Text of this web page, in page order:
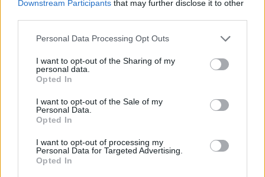
Downstream Participants that may further disclose it to other
Personal Data Processing Opt Outs
I want to opt-out of the Sharing of my
personal data.
Opted In
I want to opt-out of the Sale of my
Personal Data.
Opted In
I want to opt-out of processing my
Personal Data for Targeted Advertising.
Opted In